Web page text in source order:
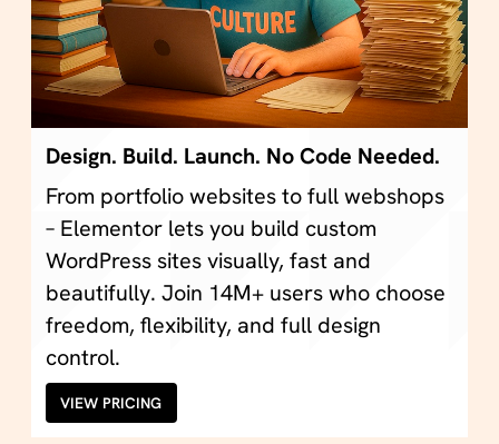
Design. Build. Launch. No Code Needed.
From portfolio websites to full webshops
– Elementor lets you build custom
WordPress sites visually, fast and
beautifully. Join 14M+ users who choose
freedom, flexibility, and full design
control.
VIEW PRICING